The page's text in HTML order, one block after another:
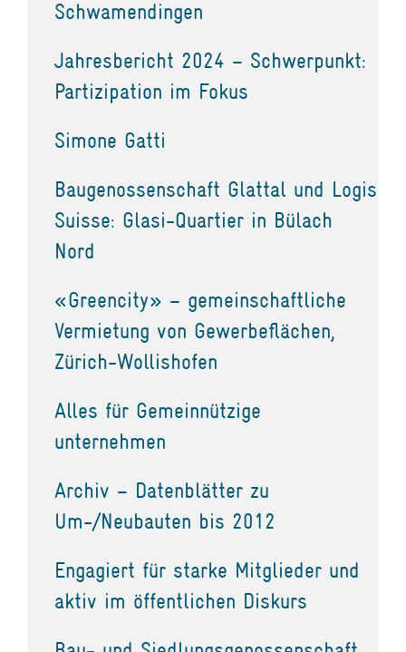
Schwamendingen
Jahresbericht 2024 – Schwerpunkt:
Partizipation im Fokus
Simone Gatti
Baugenossenschaft Glattal und Logis
Suisse: Glasi-Quartier in Bülach
Nord
«Greencity» – gemeinschaftliche
Vermietung von Gewerbeflächen,
Zürich-Wollishofen
Alles für Gemeinnützige
unternehmen
Archiv – Datenblätter zu
Um-/Neubauten bis 2012
Engagiert für starke Mitglieder und
aktiv im öffentlichen Diskurs